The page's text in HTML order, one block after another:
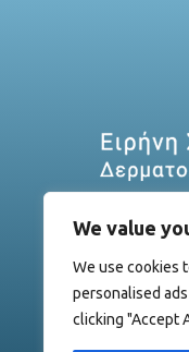
We value
We use cookies
personalised
clicking "Accept